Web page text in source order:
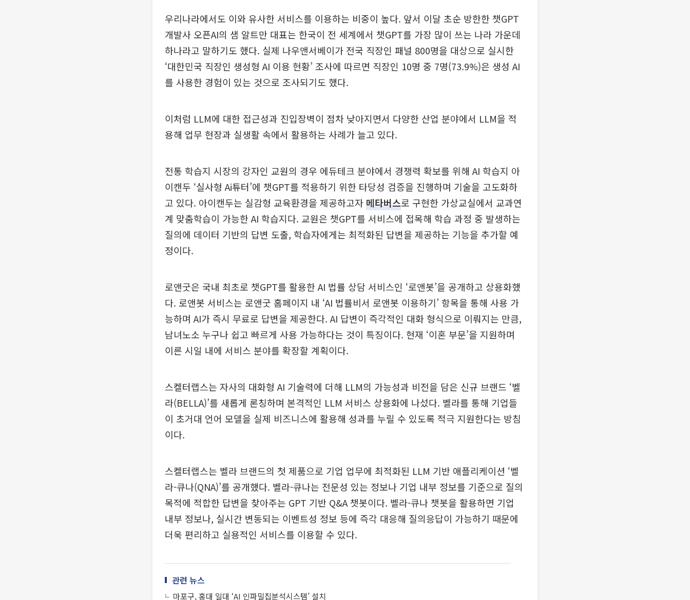
우리나라에서도 이와 유사한 서비스를 이용하는 비중이 높다. 앞서 이달 초순 방한한 챗GPT
개발사 오픈AI의 샘 알트만 대표는 한국이 전 세계에서 챗GPT를 가장 많이 쓰는 나라 가운데
하나라고 말하기도 했다. 실제 나우앤서베이가 전국 직장인 패널 800명을 대상으로 실시한
‘대한민국 직장인 생성형 AI 이용 현황’ 조사에 따르면 직장인 10명 중 7명(73.9%)은 생성 AI
를 사용한 경험이 있는 것으로 조사되기도 했다.
이처럼 LLM에 대한 접근성과 진입장벽이 점차 낮아지면서 다양한 산업 분야에서 LLM을 적
용해 업무 현장과 실생활 속에서 활용하는 사례가 늘고 있다.
전통 학습지 시장의 강자인 교원의 경우 에듀테크 분야에서 경쟁력 확보를 위해 AI 학습지 아
이캔두 ‘실사형 Ai튜터’에 챗GPT를 적용하기 위한 타당성 검증을 진행하며 기술을 고도화하
고 있다. 아이캔두는 실감형 교육환경을 제공하고자메타버스로 구현한 가상교실에서 교과연
계 맞춤학습이 가능한 AI 학습지다. 교원은 챗GPT를 서비스에 접목해 학습 과정 중 발생하는
질의에 데이터 기반의 답변 도출, 학습자에게는 최적화된 답변을 제공하는 기능을 추가할 예
정이다.
로앤굿은 국내 최초로 챗GPT를 활용한 AI 법률 상담 서비스인 ‘로앤봇’을 공개하고 상용화했
다. 로앤봇 서비스는 로앤굿 홈페이지 내 ‘AI 법률비서 로앤봇 이용하기’ 항목을 통해 사용 가
능하며 AI가 즉시 무료로 답변을 제공한다. AI 답변이 즉각적인 대화 형식으로 이뤄지는 만큼,
남녀노소 누구나 쉽고 빠르게 사용 가능하다는 것이 특징이다. 현재 ‘이혼 부문’을 지원하며
이른 시일 내에 서비스 분야를 확장할 계획이다.
스켈터랩스는 자사의 대화형 AI 기술력에 더해 LLM의 가능성과 비전을 담은 신규 브랜드 ‘벨
라(BELLA)’를 새롭게 론칭하며 본격적인 LLM 서비스 상용화에 나섰다. 벨라를 통해 기업들
이 초거대 언어 모델을 실제 비즈니스에 활용해 성과를 누릴 수 있도록 적극 지원한다는 방침
이다.
스켈터랩스는 벨라 브랜드의 첫 제품으로 기업 업무에 최적화된 LLM 기반 애플리케이션 ‘벨
라-큐나(QNA)’를 공개했다. 벨라-큐나는 전문성 있는 정보나 기업 내부 정보를 기준으로 질의
목적에 적합한 답변을 찾아주는 GPT 기반 Q&A 챗봇이다. 벨라-큐나 챗봇을 활용하면 기업
내부 정보나, 실시간 변동되는 이벤트성 정보 등에 즉각 대응해 질의응답이 가능하기 때문에
더욱 편리하고 실용적인 서비스를 이용할 수 있다.
관련 뉴스
마포구, 홍대 일대 ‘AI 인파밀집분석시스템’ 설치